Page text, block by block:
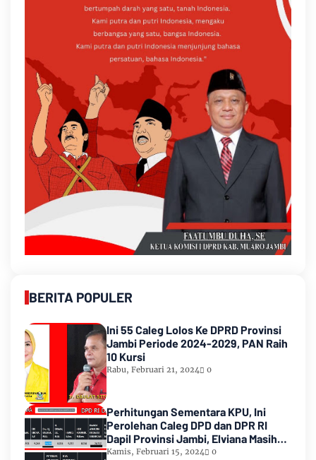
BERITA POPULER
Ini 55 Caleg Lolos Ke DPRD Provinsi
Jambi Periode 2024-2029, PAN Raih
10 Kursi
Rabu, Februari 21, 2024 0
Perhitungan Sementara KPU, Ini
Perolehan Caleg DPD dan DPR RI
Dapil Provinsi Jambi, Elviana Masih
Urutan Kedua Teratas
Kamis, Februari 15, 2024 0